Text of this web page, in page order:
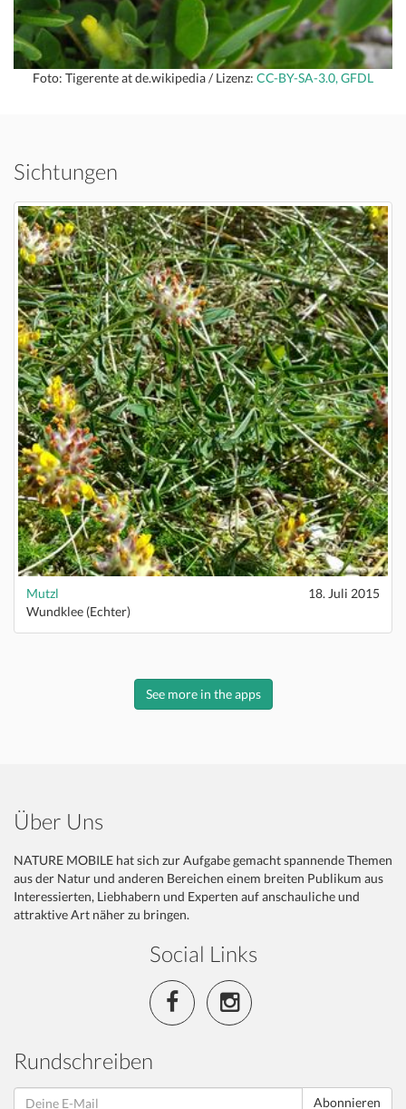
Foto: Tigerente at de.wikipedia / Lizenz: CC-BY-SA-3.0, GFDL
Sichtungen
Mutzl
18. Juli 2015
Wundklee (Echter)
See more in the apps
Über Uns
NATURE MOBILE hat sich zur Aufgabe gemacht spannende Themen
aus der Natur und anderen Bereichen einem breiten Publikum aus
Interessierten, Liebhabern und Experten auf anschauliche und
attraktive Art näher zu bringen.
Social Links
Rundschreiben
Abonnieren